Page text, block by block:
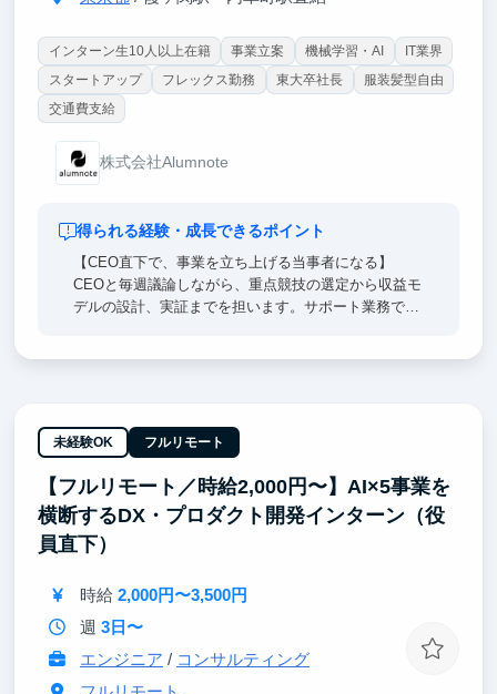
インターン生10人以上在籍 事業立案 機械学習・AI
IT業界
スタートアップ
フレックス勤務 東大卒社長
服装髪型自由
交通費支給
株式会社Alumnote
得られる経験・成長できるポイント
【CEO直下で、事業を立ち上げる当事者になる】
CEOと毎週議論しながら、重点競技の選定から収益モ
デルの設計、実証までを担います。サポート業務では
営業と事業設計を同時に経験できる環境です。
【自分の設計が、約1,500団体の活動基盤になる】
つくった仕組みは、毎年の資金集めに追われてきた学
生団体の構造そのものを変えます。事業のスケールと
社会的インパクトを同時に体感できます。
未経験OK フルリモート
【フルリモート／時給2,000円〜】AI×5事業を
横断するDX・プロダクト開発インターン（役
員直下）
時給 2,000円〜3,500円
週 3日〜
エンジニア / コンサルティング